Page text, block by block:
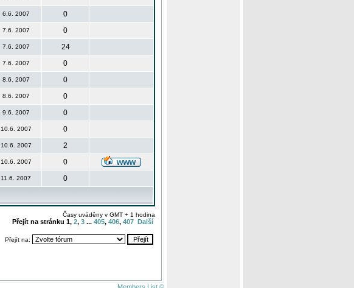
6.6. 2007
0
7.6. 2007
0
7.6. 2007
24
7.6. 2007
0
8.6. 2007
0
8.6. 2007
0
9.6. 2007
0
10.6. 2007
0
10.6. 2007
2
10.6. 2007
0
11.6. 2007 0
Časy uváděny v GMT + 1 hodina
Přejít na stránku 1, 2, 3 ... 405, 406, 407 Další
Přejít na: